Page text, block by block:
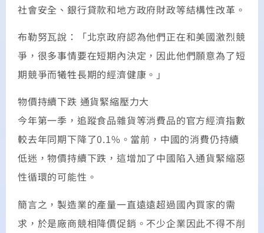
社會安全、銀行貸款和地方政府財政等結構性改革。
布勒努瓦說：「北京政府認為他們正在和美國激烈競
爭，很多事情要在短期內決定，因此他們願意為了短
期競爭而犧牲長期的經濟健康。」
物價持續下跌 通貨緊縮壓力大
今年第一季，追蹤食品雜貨等消費品的官方經濟指數
較去年同期下降了0.1%。當前，中國的消費仍持續
低迷，物價持續下跌，這增加了中國陷入通貨緊縮惡
性循環的可能性。
簡言之，製造業的產量一直遠遠超過國內買家的需
求，於是廠商競相降價促銷。不少企業因此不得不削